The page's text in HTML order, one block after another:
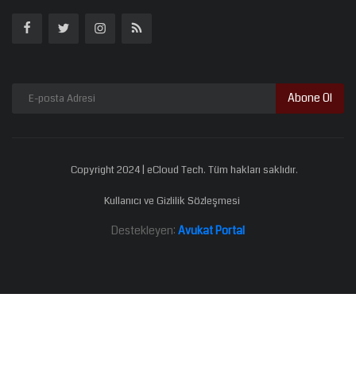
Abone Ol
Copyright 2024 | eCloud Tech. Tüm hakları saklıdır.
Kullanıcı ve Gizlilik Sözleşmesi
Destekleyen: Avukat Portal